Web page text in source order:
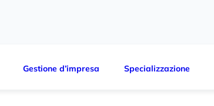
Gestione d’impresa Specializzazione